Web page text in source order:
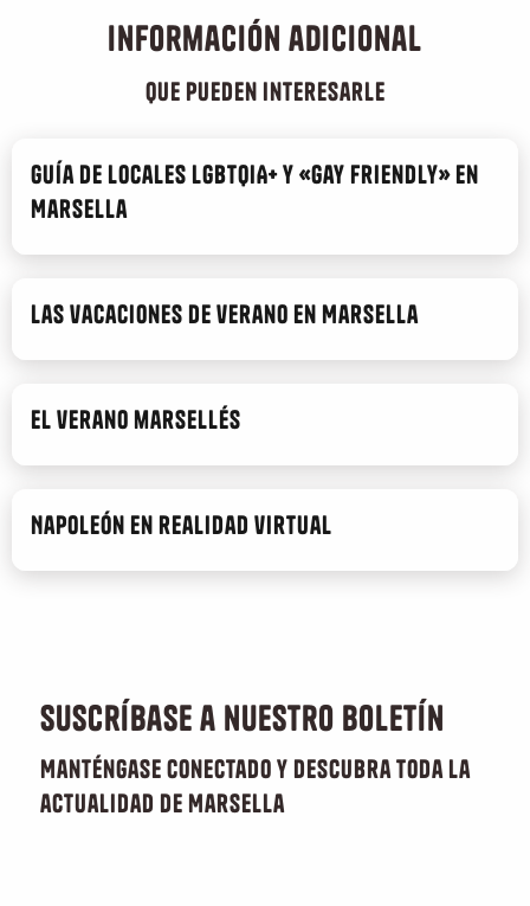
Información adicional
que pueden interesarle
Guía de locales LGBTQIA+ y «gay friendly» en
Marsella
Las vacaciones de verano en Marsella
El verano marsellés
Napoleón en realidad virtual
Suscríbase a nuestro boletín
Manténgase conectado y descubra toda la
actualidad de Marsella